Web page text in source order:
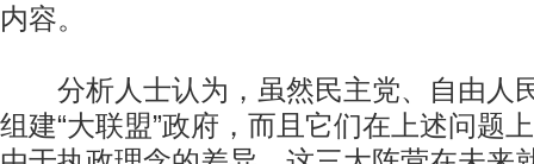
内容。
分析人士认为，虽然民主党、自由人
组建“大联盟”政府，而且它们在上述问题